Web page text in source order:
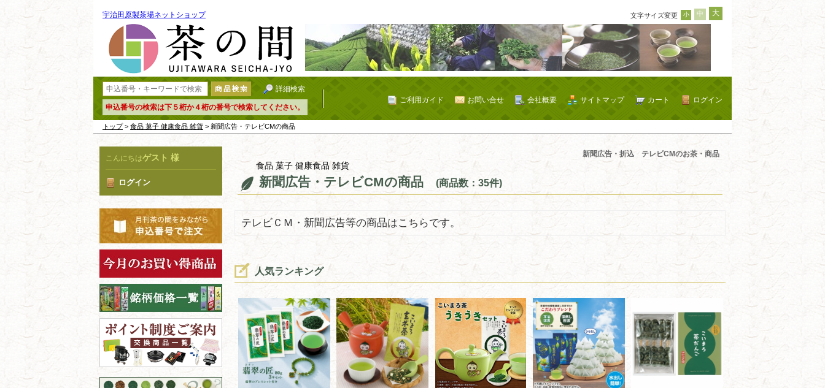
宇治田原製茶場ネットショップ 文字サイズ変更 小 中 大
詳細検索
申込番号の検索は下５桁か４桁の番号で検索してください。
ログイン
カート
サイトマップ
会社概要
お問い合せ
ご利用ガイド
トップ> 食品 菓子 健康食品 雑貨 > 新聞広告・テレビCMの商品
こんにちはゲスト 様
ログイン
新聞広告・折込 テレビCMのお茶・商品
食品 菓子 健康食品 雑貨
新聞広告・テレビCMの商品 (商品数：35件)
テレビＣＭ・新聞広告等の商品はこちらです。
人気ランキング